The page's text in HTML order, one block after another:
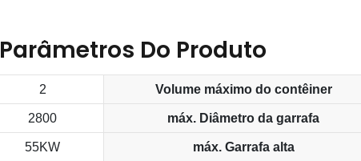
Parâmetros Do Produto
2 Volume máximo do contêiner
2800 máx. Diâmetro da garrafa
55KW máx. Garrafa alta